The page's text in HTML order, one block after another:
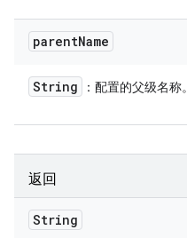
parentName
String ：配置的父级名称。
返回
String